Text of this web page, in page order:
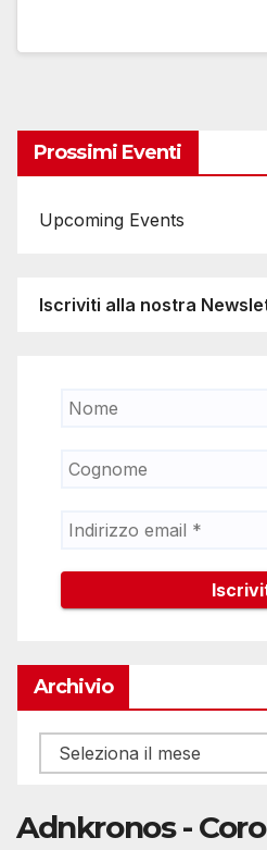
Prossimi Eventi
Upcoming Events
Iscriviti alla nostra
Archivio
Archivio
Adnkronos -